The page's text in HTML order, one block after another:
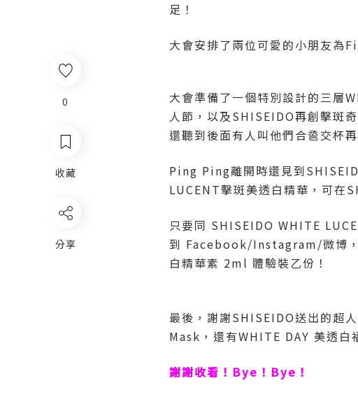
0
收藏
分享
足！
大會安排了兩位可愛的小朋友為
大會準備了一個特別設計的三層
人節，以及SHISEIDO再創擊斑
還聽到後面有人叫他們合巹交杯
Ping Ping離開時還見到
LUCENT擊斑美透白精華，可在
只要同 SHISEIDO WHITE
到 Facebook/Instagram/微博
白精華素 2ml 體驗裝乙份！
最後，謝謝SHISEIDO送出的
Mask，還有WHITE DAY 美透白
謝謝收看！Bye！Bye！